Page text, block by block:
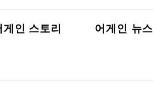
게인 스토리 어게인 뉴스